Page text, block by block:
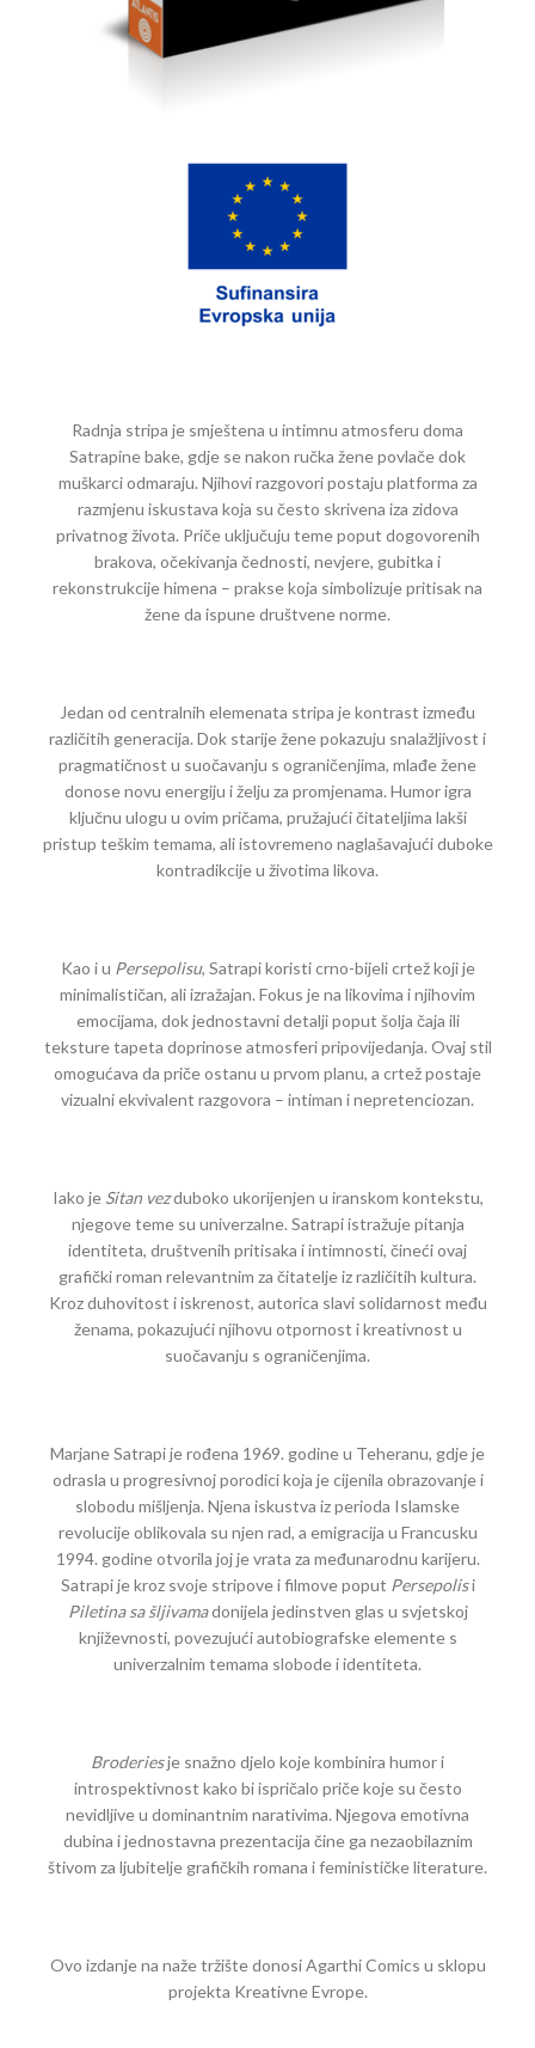
Radnja stripa je smještena u intimnu atmosferu doma
Satrapine bake, gdje se nakon ručka žene povlače dok
muškarci odmaraju. Njihovi razgovori postaju platforma za
razmjenu iskustava koja su često skrivena iza zidova
privatnog života. Priče uključuju teme poput dogovorenih
brakova, očekivanja čednosti, nevjere, gubitka i
rekonstrukcije himena – prakse koja simbolizuje pritisak na
žene da ispune društvene norme.
Jedan od centralnih elemenata stripa je kontrast između
različitih generacija. Dok starije žene pokazuju snalažljivost i
pragmatičnost u suočavanju s ograničenjima, mlađe žene
donose novu energiju i želju za promjenama. Humor igra
ključnu ulogu u ovim pričama, pružajući čitateljima lakši
pristup teškim temama, ali istovremeno naglašavajući duboke
kontradikcije u životima likova.
Kao i u Persepolisu, Satrapi koristi crno-bijeli crtež koji je
minimalističan, ali izražajan. Fokus je na likovima i njihovim
emocijama, dok jednostavni detalji poput šolja čaja ili
teksture tapeta doprinose atmosferi pripovijedanja. Ovaj stil
omogućava da priče ostanu u prvom planu, a crtež postaje
vizualni ekvivalent razgovora – intiman i nepretenciozan.
Iako je Sitan vezduboko ukorijenjen u iranskom kontekstu,
njegove teme su univerzalne. Satrapi istražuje pitanja
identiteta, društvenih pritisaka i intimnosti, čineći ovaj
grafički roman relevantnim za čitatelje iz različitih kultura.
Kroz duhovitost i iskrenost, autorica slavi solidarnost među
ženama, pokazujući njihovu otpornost i kreativnost u
suočavanju s ograničenjima.
Marjane Satrapi je rođena 1969. godine u Teheranu, gdje je
odrasla u progresivnoj porodici koja je cijenila obrazovanje i
slobodu mišljenja. Njena iskustva iz perioda Islamske
revolucije oblikovala su njen rad, a emigracija u Francusku
1994. godine otvorila joj je vrata za međunarodnu karijeru.
Satrapi je kroz svoje stripove i filmove poput Persepolisi
Piletina sa šljivamadonijela jedinstven glas u svjetskoj
književnosti, povezujući autobiografske elemente s
univerzalnim temama slobode i identiteta.
Broderiesje snažno djelo koje kombinira humor i
introspektivnost kako bi ispričalo priče koje su često
nevidljive u dominantnim narativima. Njegova emotivna
dubina i jednostavna prezentacija čine ga nezaobilaznim
štivom za ljubitelje grafičkih romana i feminističke literature.
Ovo izdanje na naže tržište donosi Agarthi Comics u sklopu
projekta Kreativne Evrope.